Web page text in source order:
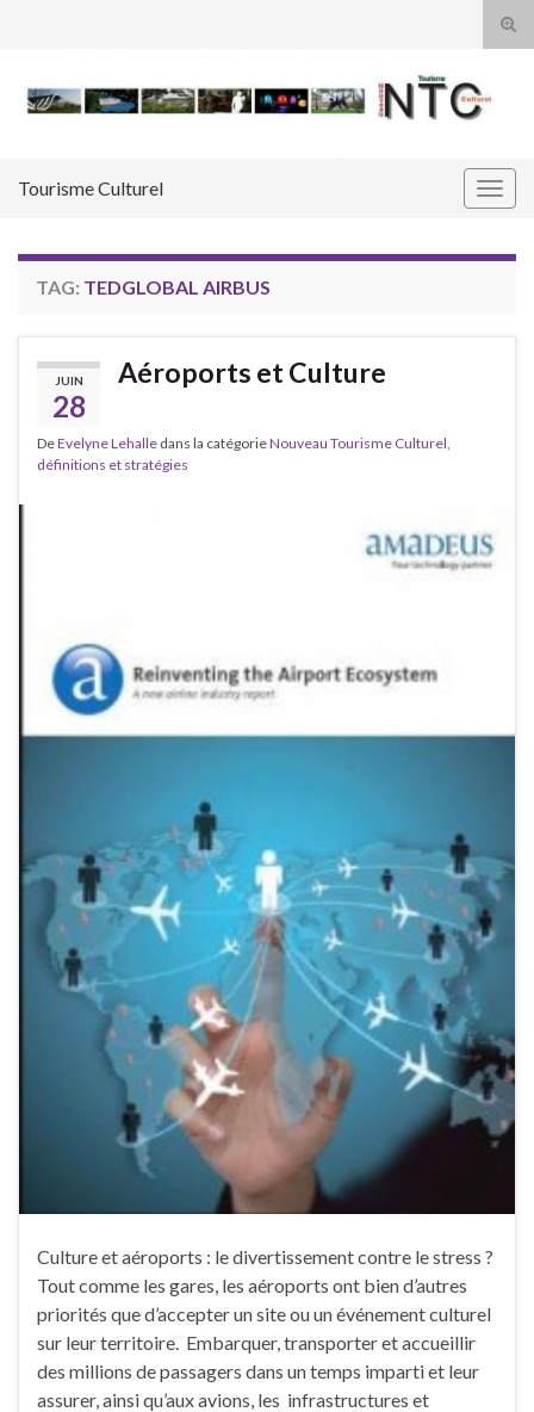
Tourisme Culturel
TAG: TEDGLOBAL AIRBUS
JUIN
28
Aéroports et Culture
DeEvelyne Lehalle dans la catégorieNouveau Tourisme Culturel,
définitions et stratégies
Culture et aéroports : le divertissement contre le stress ?
Tout comme les gares, les aéroports ont bien d’autres
priorités que d’accepter un site ou un événement culturel
sur leur territoire. Embarquer, transporter et accueillir
des millions de passagers dans un temps imparti et leur
assurer, ainsi qu’aux avions, les infrastructures et